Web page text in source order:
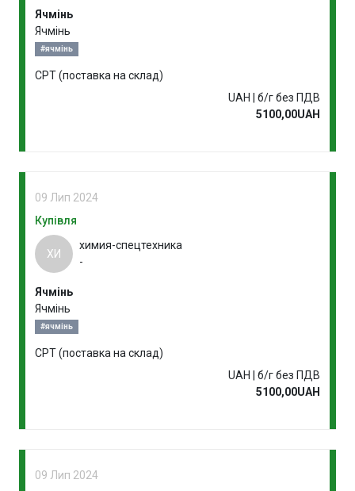
Ячмінь
Ячмінь
#ячмінь
CPT (поставка на склад)
UAH | б/г без ПДВ
5100,00UAH
09 Лип 2024
Купівля
ХИ
химия-спецтехника
-
Ячмінь
Ячмінь
#ячмінь
CPT (поставка на склад)
UAH | б/г без ПДВ
5100,00UAH
09 Лип 2024